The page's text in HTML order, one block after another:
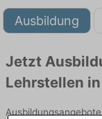
Ausbildung
Jetzt
Lehrstellen